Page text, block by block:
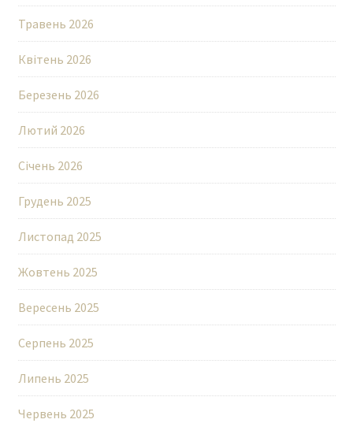
Травень 2026
Квітень 2026
Березень 2026
Лютий 2026
Січень 2026
Грудень 2025
Листопад 2025
Жовтень 2025
Вересень 2025
Серпень 2025
Липень 2025
Червень 2025